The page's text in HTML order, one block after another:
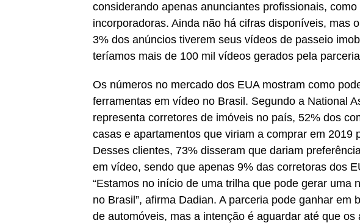
considerando apenas anunciantes profissionais,
incorporadoras. Ainda não há cifras disponíveis, mas
3% dos anúncios tiverem seus vídeos de passeio
teríamos mais de 100 mil vídeos gerados pela
Os números no mercado dos EUA mostram como
ferramentas em vídeo no Brasil. Segundo a National
representa corretores de imóveis no país, 52% dos
casas e apartamentos que viriam a comprar em 2019
Desses clientes, 73% disseram que dariam
em vídeo, sendo que apenas 9% das corretoras dos
“Estamos no início de uma trilha que pode gerar uma
no Brasil”, afirma Dadian. A parceria pode ganhar em
de automóveis, mas a intenção é aguardar até que